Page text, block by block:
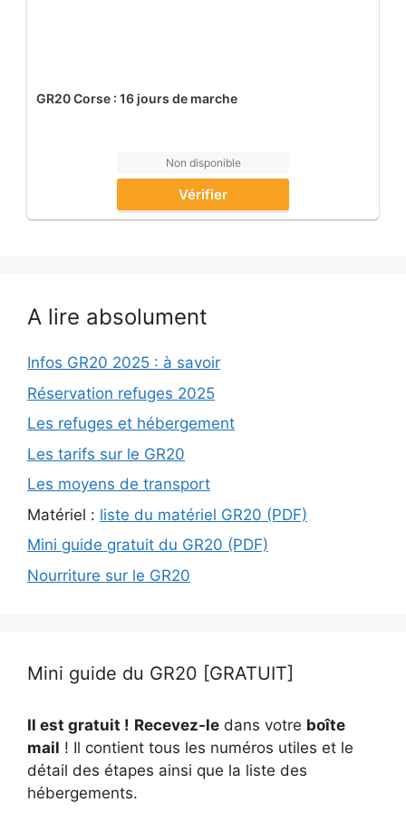
GR20 Corse : 16 jours de marche
Non disponible
Vérifier
A lire absolument
Infos GR20 2025 : à savoir
Réservation refuges 2025
Les refuges et hébergement
Les tarifs sur le GR20
Les moyens de transport
Matériel : liste du matériel GR20 (PDF)
Mini guide gratuit du GR20 (PDF)
Nourriture sur le GR20
Mini guide du GR20 [GRATUIT]
Il est gratuit ! Recevez-le dans votre boîte
mail ! Il contient tous les numéros utiles et le
détail des étapes ainsi que la liste des
hébergements.